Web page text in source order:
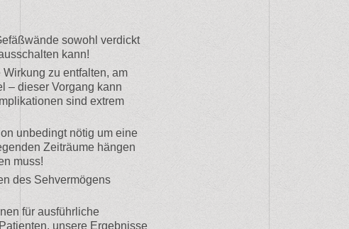
sowohl verdickt
kann!
zu entfalten, am
– dieser Vorgang kann
sind extrem
unbedingt nötig um eine
Zeiträume hängen
muss!
des Sehvermögens
für ausführliche
unsere Ergebnisse